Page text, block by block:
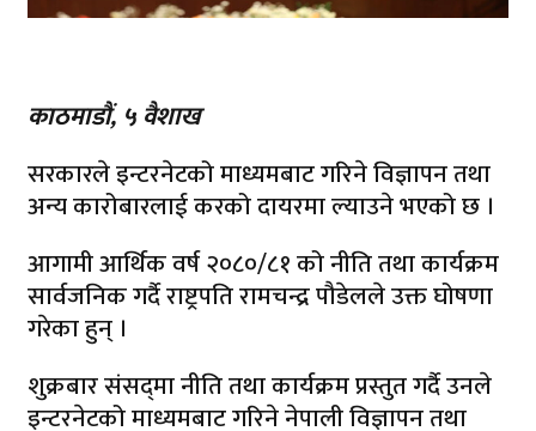
काठमाडौं, ५ वैशाख
सरकारले इन्टरनेटको माध्यमबाट गरिने विज्ञापन तथा
अन्य कारोबारलाई करको दायरमा ल्याउने भएको छ ।
आगामी आर्थिक वर्ष २०८०/८१ को नीति तथा कार्यक्रम
सार्वजनिक गर्दै राष्ट्रपति रामचन्द्र पौडेलले उक्त घोषणा
गरेका हुन् ।
शुक्रबार संसद्‌मा नीति तथा कार्यक्रम प्रस्तुत गर्दै उनले
इन्टरनेटको माध्यमबाट गरिने नेपाली विज्ञापन तथा